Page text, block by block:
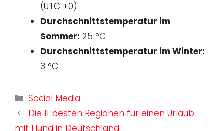
(UTC +0)
Durchschnittstemperatur im
Sommer: 25 °C
Durchschnittstemperatur im Winter:
3 °C
Kategorien
Social Media
Die 11 besten Regionen für einen Urlaub
mit Hund in Deutschland